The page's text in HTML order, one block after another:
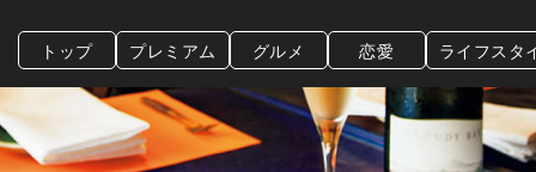
トップ プレミアム グルメ 恋愛 ライフスタ